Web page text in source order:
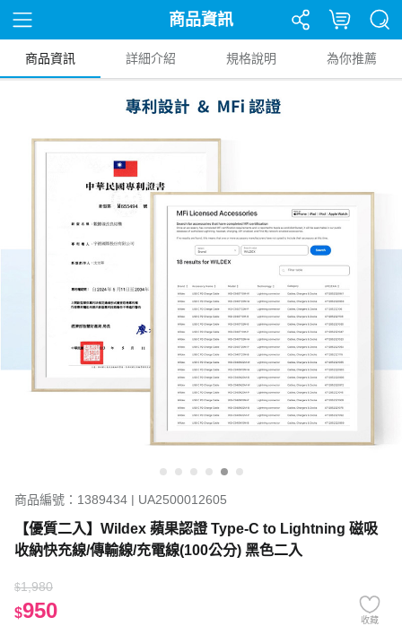
商品資訊
商品資訊 詳細介紹 規格說明 為你推薦
商品編號：1389434 | UA2500012605
【優質二入】Wildex 蘋果認證 Type-C to Lightning 磁吸
收納快充線/傳輸線/充電線(100公分) 黑色二入
$1,980
$950 收藏